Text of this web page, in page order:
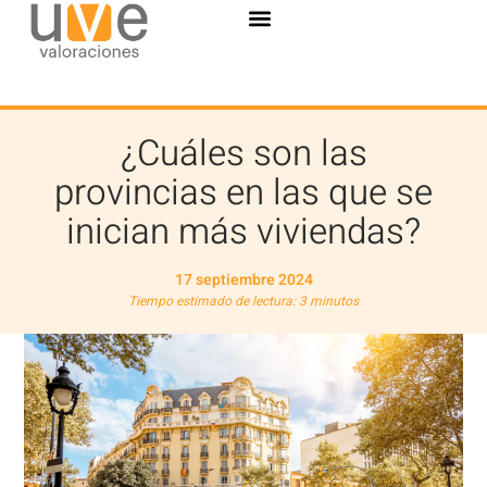
¿Cuáles son las
provincias en las que se
inician más viviendas?
17 septiembre 2024
Tiempo estimado de lectura: 3 minutos